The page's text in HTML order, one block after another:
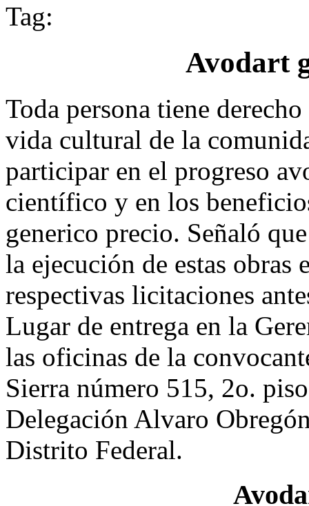
Tag:
Avodart
Toda persona tiene
vida cultural de la
participar en el progreso
científico y en los
generico precio. Señaló
la ejecución de estas
respectivas licitaciones
Lugar de entrega en la
las oficinas de la
Sierra número 515, 2o.
Delegación Alvaro
Distrito Federal.